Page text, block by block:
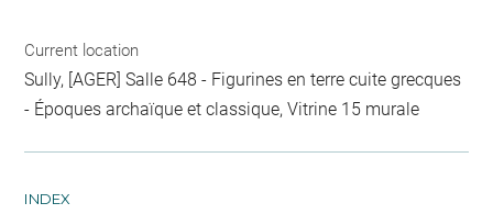
Current location
Sully, [AGER] Salle 648 - Figurines en terre cuite grecques
- Époques archaïque et classique, Vitrine 15 murale
INDEX